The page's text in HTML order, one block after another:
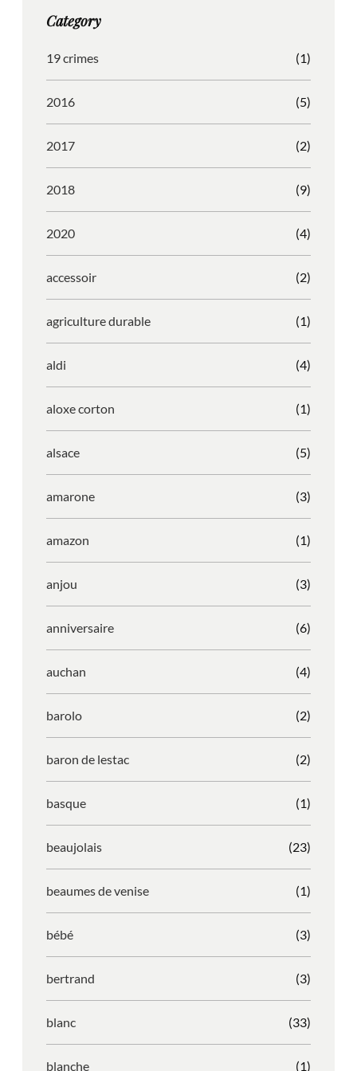
r
m
o
Category
19 crimes (1)
2016 (5)
2017 (2)
2018 (9)
2020 (4)
accessoir (2)
agriculture durable (1)
aldi (4)
aloxe corton (1)
alsace (5)
amarone (3)
amazon (1)
anjou (3)
anniversaire (6)
auchan (4)
barolo (2)
baron de lestac (2)
basque (1)
beaujolais (23)
beaumes de venise (1)
bébé (3)
bertrand (3)
blanc (33)
blanche (1)